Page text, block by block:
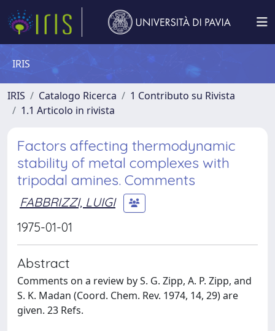
IRIS
IRIS Catalogo Ricerca
1 Contributo su Rivista
1.1 Articolo in rivista
Factors affecting thermodynamic
stability of metal complexes with
tripodal amines. Comments
FABBRIZZI, LUIGI
1975-01-01
Abstract
Comments on a review by S. G. Zipp, A. P. Zipp, and
S. K. Madan (Coord. Chem. Rev. 1974, 14, 29) are
given. 23 Refs.